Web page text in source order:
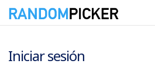
Iniciar sesión